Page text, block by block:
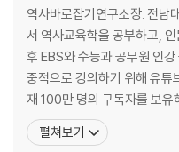
11 토지조사사업으로 토지를 빼
12 산미증식계획으로 일본에
13 일본의 인간사냥과 여성 성
14 징용 · 징병 · 정신대로 끌려
15 일본의 학살 DNA를 아는가?
16 3 · 1운동이 아니라 3 · 1학살
17 간도참변은 청산리대첩에 대
역사바로잡기연구소장. 전남
서 역사교육학을 공부하고,
후 EBS와 수능과 공무원 인
중적으로 강의하기 위해 유튜
재 100만 명의 구독자를 보유
수와 인기를 자랑한다. 역사
의 역사 전문가들과 함께 왜곡
펼쳐보기